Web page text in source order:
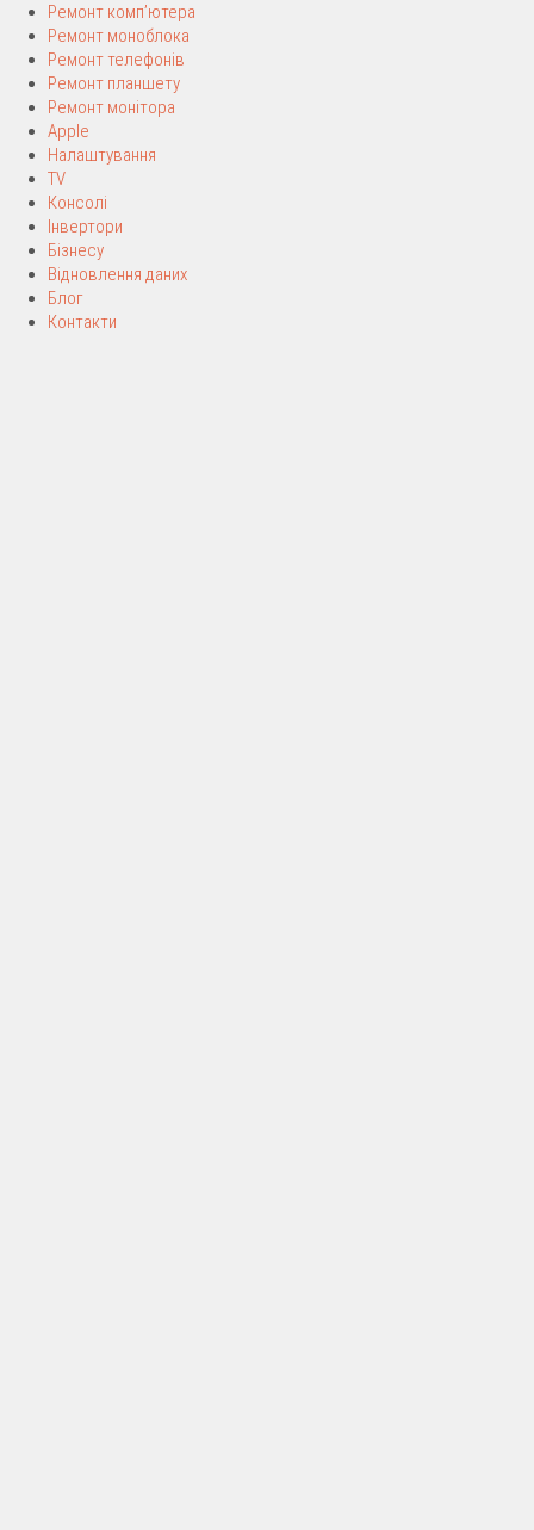
Ремонт комп’ютера
Ремонт моноблока
Ремонт телефонів
Ремонт планшету
Ремонт монітора
Apple
Налаштування
TV
Консолі
Інвертори
Бізнесу
Відновлення даних
Блог
Контакти